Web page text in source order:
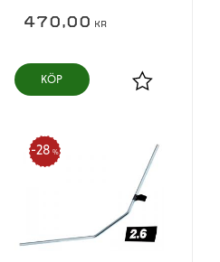
till i favoriter
470,00 KR
Lägg till i
KÖP
28 %